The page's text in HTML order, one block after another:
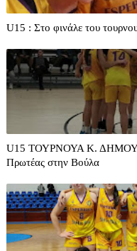
U15 : Στο φινάλε του
U15 ΤΟΥΡΝΟΥΑ Κ. ΔΗΜΟΥ :
Πρωτέας στην Βούλα